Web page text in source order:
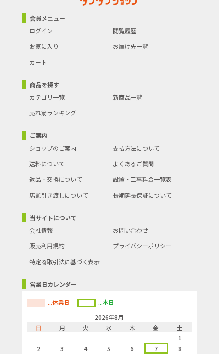
会員メニュー
ログイン
閲覧履歴
お気に入り
お届け先一覧
カート
商品を探す
カテゴリ一覧
新商品一覧
売れ筋ランキング
ご案内
ショップのご案内
支払方法について
送料について
よくあるご質問
返品・交換について
設置・工事料金一覧表
店頭引き渡しについて
長期延長保証について
当サイトについて
会社情報
お問い合わせ
販売利用規約
プライバシーポリシー
特定商取引法に基づく表示
営業日カレンダー
...休業日
...本日
2026年8月
日
月 火 水 木 金
土
1
2
3 4 5 6 7 8